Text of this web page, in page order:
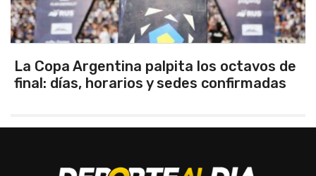
Los seleccionados Sub 15 y Sub 13 de
Tandil ganaron en el debut